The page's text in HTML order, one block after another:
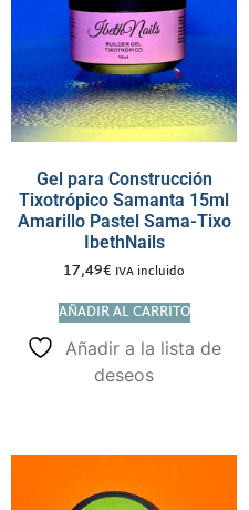
Gel para Construcción
Tixotrópico Samanta 15ml
Amarillo Pastel Sama-Tixo
IbethNails
17,49€ IVA incluido
AÑADIR AL CARRITO
Añadir a la lista de
deseos